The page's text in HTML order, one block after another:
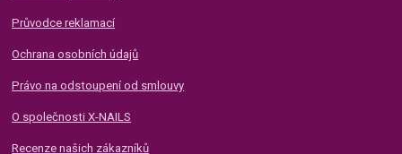
Průvodce reklamací
Ochrana osobních údajů
Právo na odstoupení od smlouvy
O společnosti X-NAILS
Recenze našich zákazníků